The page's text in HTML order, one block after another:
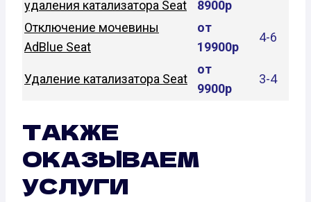
удаления катализатора Seat 8900р
Отключение мочевины
AdBlue Seat
от
19900р
4-6
Удаление катализатора Seat
от
9900р
3-4
ТАКЖЕ
ОКАЗЫВАЕМ
УСЛУГИ